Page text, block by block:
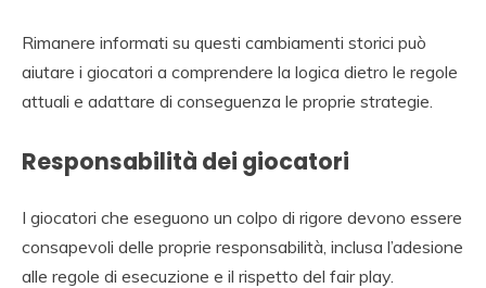
Rimanere informati su questi cambiamenti storici può
aiutare i giocatori a comprendere la logica dietro le regole
attuali e adattare di conseguenza le proprie strategie.
Responsabilità dei giocatori
I giocatori che eseguono un colpo di rigore devono essere
consapevoli delle proprie responsabilità, inclusa l’adesione
alle regole di esecuzione e il rispetto del fair play.